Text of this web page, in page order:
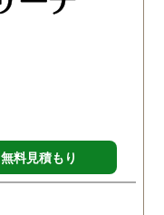
無料見積もり